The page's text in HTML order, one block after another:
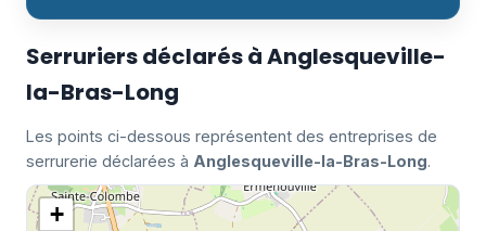
Serruriers déclarés à Anglesqueville-
la-Bras-Long
Les points ci-dessous représentent des entreprises de
serrurerie déclarées à Anglesqueville-la-Bras-Long.
+